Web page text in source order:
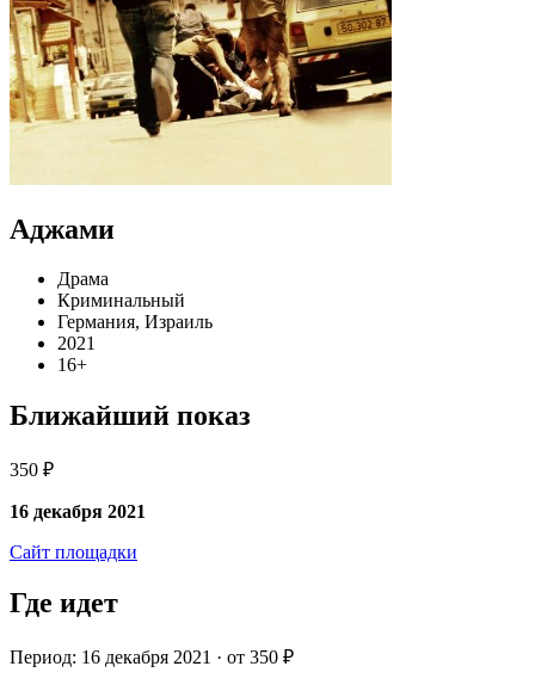
Аджами
Драма
Криминальный
Германия, Израиль
2021
16+
Ближайший показ
350 ₽
16 декабря 2021
Сайт площадки
Где идет
Период: 16 декабря 2021 · от 350 ₽